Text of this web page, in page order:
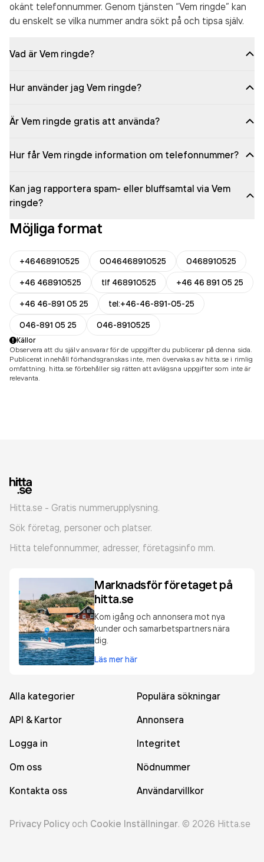
okänt telefonnummer. Genom tjänsten “Vem ringde” kan
du enskelt se vilka nummer andra sökt på och tipsa själv.
Vad är Vem ringde?
Hur använder jag Vem ringde?
Är Vem ringde gratis att använda?
Hur får Vem ringde information om telefonnummer?
Kan jag rapportera spam- eller bluffsamtal via Vem
ringde?
Möjliga format
+46468910525 0046468910525
0468910525
+46 468910525
tlf 468910525
+46 46 891 05 25
+46 46-891 05 25
tel:+46-46-891-05-25
046-891 05 25
046-8910525
Källor
Observera att du själv ansvarar för de uppgifter du publicerar på denna sida.
Publicerat innehåll förhandsgranskas inte, men övervakas av hitta.se i rimlig
omfattning. hitta.se förbehåller sig rätten att avlägsna uppgifter som inte är
relevanta.
Hitta.se - Gratis nummerupplysning.
Sök företag, personer och platser.
Hitta telefonnummer, adresser, företagsinfo mm.
Marknadsför företaget på
hitta.se
Kom igång och annonsera mot nya
kunder och samarbetspartners nära
dig.
Läs mer här
Alla kategorier
Populära sökningar
API & Kartor
Annonsera
Logga in
Integritet
Om oss
Nödnummer
Kontakta oss
Användarvillkor
Privacy Policy och Cookie Inställningar. © 2026 Hitta.se